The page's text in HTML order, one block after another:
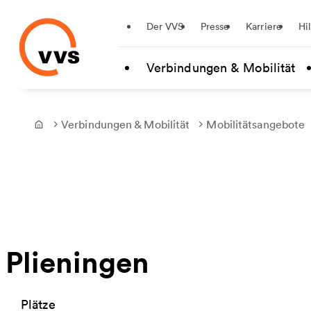
Zum Hauptinhalt springen
Der VVS Presse Karriere
Verbindungen & Mobilität
Frontpage
Verbindungen & Mobilität Mobilitätsangebote
Plieningen
Plätze